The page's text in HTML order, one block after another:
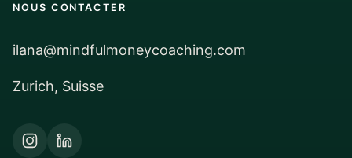
NOUS CONTACTER
ilana@mindfulmoneycoaching.com
Zurich, Suisse